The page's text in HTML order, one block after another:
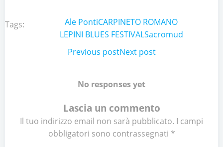
Tags: Ale PontiCARPINETO ROMANO
LEPINI BLUES FESTIVALSacromud
Post
Previous postPost
Next post
No responses yet
Lascia un commento
Il tuo indirizzo email non sarà pubblicato. I campi
obbligatori sono contrassegnati *